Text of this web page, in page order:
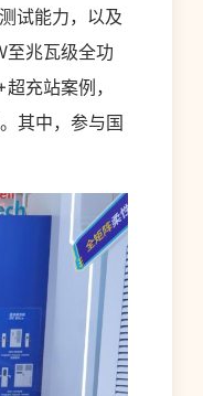
试能力，以及
至兆瓦级全功
充站案例，
其中，参与国